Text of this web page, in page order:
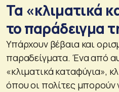
Τα «κλιματικά
το παράδειγμα
Υπάρχουν βέβαια και
παραδείγματα. Ένα από
«κλιματικά καταφύγια»,
όπου οι πολίτες